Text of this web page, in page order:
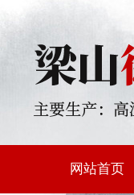
网站首页